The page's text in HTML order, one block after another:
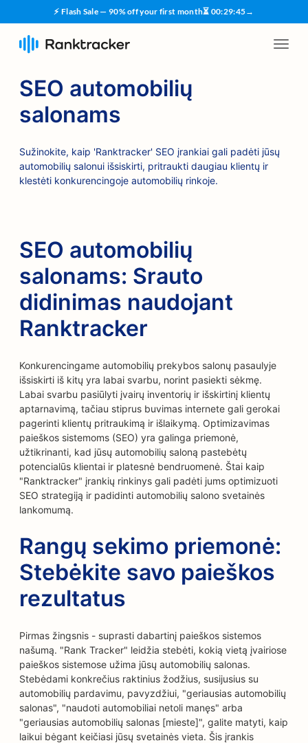
⚡ Flash Sale — 90% off your first month⏳ 00:29:44→
SEO automobilių
salonams
Sužinokite, kaip 'Ranktracker' SEO įrankiai gali padėti jūsų
automobilių salonui išsiskirti, pritraukti daugiau klientų ir
klestėti konkurencingoje automobilių rinkoje.
SEO automobilių
salonams: Srauto
didinimas naudojant
Ranktracker
Konkurencingame automobilių prekybos salonų pasaulyje
išsiskirti iš kitų yra labai svarbu, norint pasiekti sėkmę.
Labai svarbu pasiūlyti įvairų inventorių ir išskirtinį klientų
aptarnavimą, tačiau stiprus buvimas internete gali gerokai
pagerinti klientų pritraukimą ir išlaikymą. Optimizavimas
paieškos sistemoms (SEO) yra galinga priemonė,
užtikrinanti, kad jūsų automobilių saloną pastebėtų
potencialūs klientai ir platesnė bendruomenė. Štai kaip
"Ranktracker" įrankių rinkinys gali padėti jums optimizuoti
SEO strategiją ir padidinti automobilių salono svetainės
lankomumą.
Rangų sekimo priemonė:
Stebėkite savo paieškos
rezultatus
Pirmas žingsnis - suprasti dabartinį paieškos sistemos
našumą. "Rank Tracker" leidžia stebėti, kokią vietą įvairiose
paieškos sistemose užima jūsų automobilių salonas.
Stebėdami konkrečius raktinius žodžius, susijusius su
automobilių pardavimu, pavyzdžiui, "geriausias automobilių
salonas", "naudoti automobiliai netoli manęs" arba
"geriausias automobilių salonas [mieste]", galite matyti, kaip
laikui bėgant keičiasi jūsų svetainės vieta. Šis įrankis